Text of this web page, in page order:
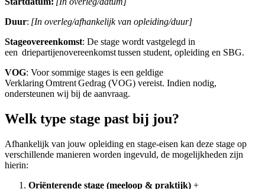
Duur: [In overleg/afhankelijk van opleiding/duur]
Stageovereenkomst: De stage wordt vastgelegd in
een driepartijenovereenkomst tussen student, opleiding en SBG.
VOG: Voor sommige stages is een geldige
Verklaring Omtrent Gedrag (VOG) vereist. Indien nodig,
ondersteunen wij bij de aanvraag.
Welk type stage past bij jou?
Afhankelijk van jouw opleiding en stage-eisen kan deze stage op
verschillende manieren worden ingevuld, de mogelijkheden zijn
hierin:
Oriënterende stage (meeloop & praktijk) +